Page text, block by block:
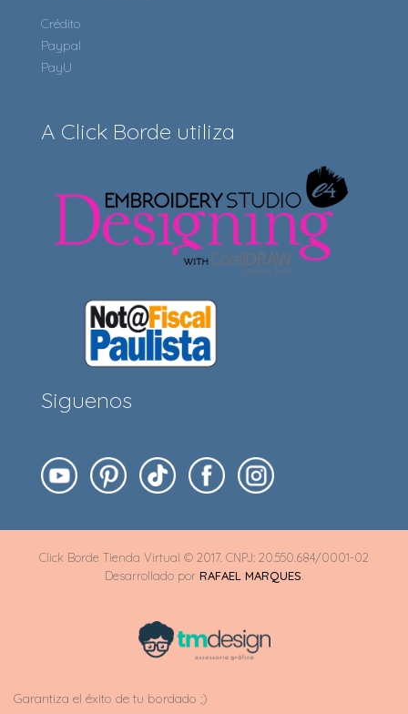
Crédito
Paypal
PayU
A Click Borde utiliza
Siguenos
Click Borde Tienda Virtual © 2017. CNPJ: 20.550.684/0001-02
Desarrollado por RAFAEL MARQUES.
Garantiza el éxito de tu bordado ;)